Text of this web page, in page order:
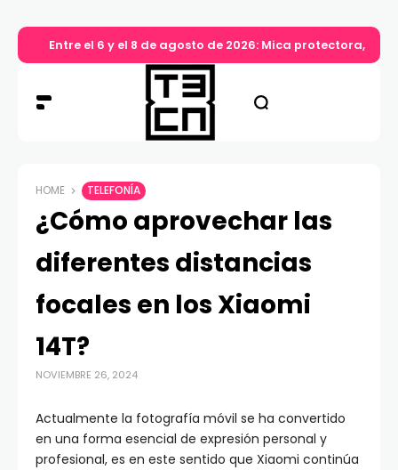
Entre el 6 y el 8 de agosto de 2026: Mica protectora,
HOME TELEFONÍA
¿Cómo aprovechar las
diferentes distancias
focales en los Xiaomi
14T?
NOVIEMBRE 26, 2024
Actualmente la fotografía móvil se ha convertido
en una forma esencial de expresión personal y
profesional, es en este sentido que Xiaomi continúa